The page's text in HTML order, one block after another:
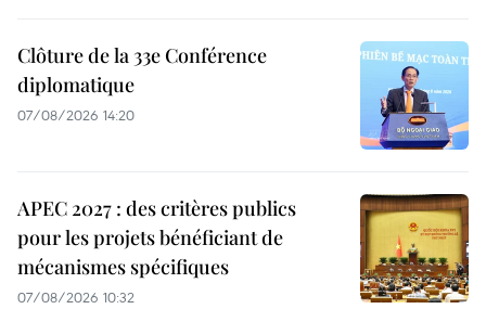
Clôture de la 33e Conférence
diplomatique
07/08/2026 14:20
APEC 2027 : des critères publics
pour les projets bénéficiant de
mécanismes spécifiques
07/08/2026 10:32